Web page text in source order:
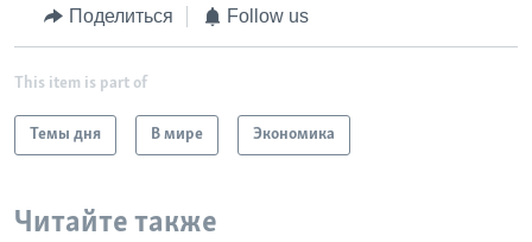
Поделиться Follow us
This item is part of
Темы дня В мире Экономика
Читайте также